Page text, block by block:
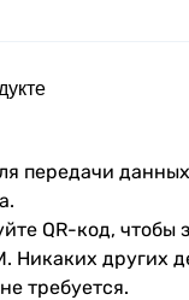
передачи
QR-код, чтобы
Никаких других
требуется.